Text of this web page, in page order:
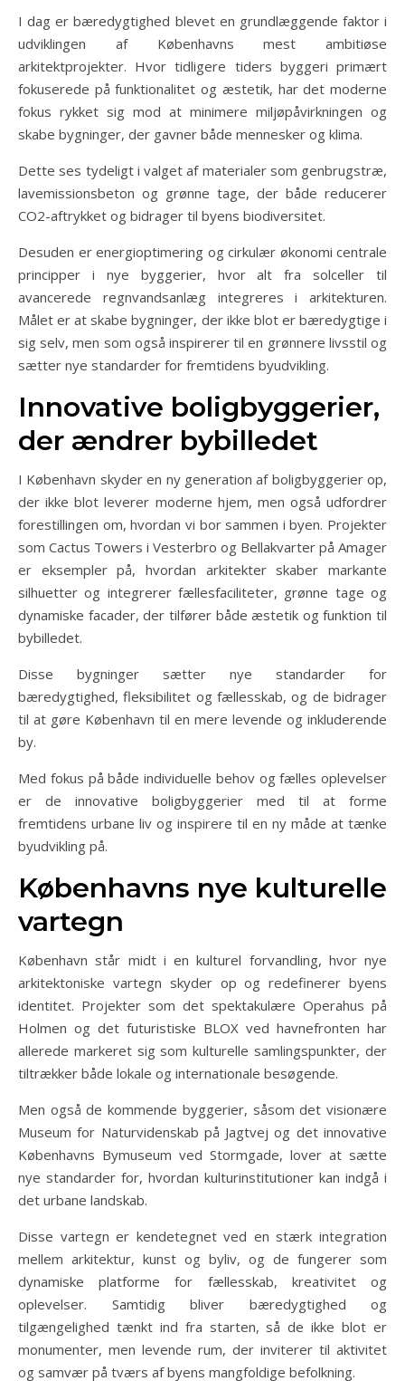
I dag er bæredygtighed blevet en grundlæggende faktor i
udviklingen af Københavns mest ambitiøse
arkitektprojekter. Hvor tidligere tiders byggeri primært
fokuserede på funktionalitet og æstetik, har det moderne
fokus rykket sig mod at minimere miljøpåvirkningen og
skabe bygninger, der gavner både mennesker og klima.
Dette ses tydeligt i valget af materialer som genbrugstræ,
lavemissionsbeton og grønne tage, der både reducerer
CO2-aftrykket og bidrager til byens biodiversitet.
Desuden er energioptimering og cirkulær økonomi centrale
principper i nye byggerier, hvor alt fra solceller til
avancerede regnvandsanlæg integreres i arkitekturen.
Målet er at skabe bygninger, der ikke blot er bæredygtige i
sig selv, men som også inspirerer til en grønnere livsstil og
sætter nye standarder for fremtidens byudvikling.
Innovative boligbyggerier,
der ændrer bybilledet
I København skyder en ny generation af boligbyggerier op,
der ikke blot leverer moderne hjem, men også udfordrer
forestillingen om, hvordan vi bor sammen i byen. Projekter
som Cactus Towers i Vesterbro og Bellakvarter på Amager
er eksempler på, hvordan arkitekter skaber markante
silhuetter og integrerer fællesfaciliteter, grønne tage og
dynamiske facader, der tilfører både æstetik og funktion til
bybilledet.
Disse bygninger sætter nye standarder for
bæredygtighed, fleksibilitet og fællesskab, og de bidrager
til at gøre København til en mere levende og inkluderende
by.
Med fokus på både individuelle behov og fælles oplevelser
er de innovative boligbyggerier med til at forme
fremtidens urbane liv og inspirere til en ny måde at tænke
byudvikling på.
Københavns nye kulturelle
vartegn
København står midt i en kulturel forvandling, hvor nye
arkitektoniske vartegn skyder op og redefinerer byens
identitet. Projekter som det spektakulære Operahus på
Holmen og det futuristiske BLOX ved havnefronten har
allerede markeret sig som kulturelle samlingspunkter, der
tiltrækker både lokale og internationale besøgende.
Men også de kommende byggerier, såsom det visionære
Museum for Naturvidenskab på Jagtvej og det innovative
Københavns Bymuseum ved Stormgade, lover at sætte
nye standarder for, hvordan kulturinstitutioner kan indgå i
det urbane landskab.
Disse vartegn er kendetegnet ved en stærk integration
mellem arkitektur, kunst og byliv, og de fungerer som
dynamiske platforme for fællesskab, kreativitet og
oplevelser. Samtidig bliver bæredygtighed og
tilgængelighed tænkt ind fra starten, så de ikke blot er
monumenter, men levende rum, der inviterer til aktivitet
og samvær på tværs af byens mangfoldige befolkning.